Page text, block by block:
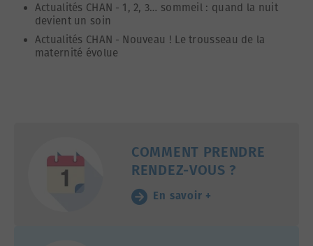
Actualités CHAN - 1, 2, 3… sommeil : quand la nuit
devient un soin
Actualités CHAN - Nouveau ! Le trousseau de la
maternité évolue
COMMENT PRENDRE
RENDEZ-VOUS ?
En savoir +